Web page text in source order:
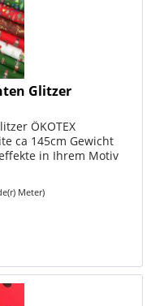
Glitzer
ÖKOTEX
ca 145cm Gewicht
in Ihrem Motiv
Meter)